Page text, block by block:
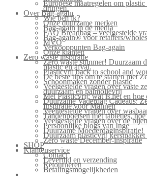
Europese maatregelen om
dringen.
Over Bag-again
Wie ben ik?
Onze duurzame merken
Bag-again in de media
FAQ Breadbag – veelgestelde
Bag-again® voor retailers/
MVO
Verkooppunten Bag-again
Onze klanten
Zero waste inspiratie
Zero waste summer! Duurzaam
plastic en afval.
Plasticvrij back to school and
De beste tips om te starten met
Schoonmaken zonder plastic
Veelgestelde vragen over vaste
duurzaam en palmolievrij
Mei Plasticvrij: wat is het en hoe
Duurzame Vaderdag Cadeaus:
Inspiratie voor Mannen
Veelgestelde vragen over
Tandenpoetsen met tabletjes,
Veelgestelde vragen over de
Persoonlijke blogs van Inge
Duurzame Moederdaginspiratie!
Duurzaam plasticvrij kerstpakket
Zero waste December-inspiratie
SHOP
Klantenservice
Contact
Levertijd en verzending
Retourneren
Betalingsmogelijkheden